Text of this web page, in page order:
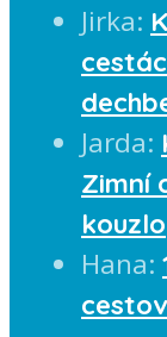
Jirka:
Jarda:
Zimní
kouzlo
Hana: